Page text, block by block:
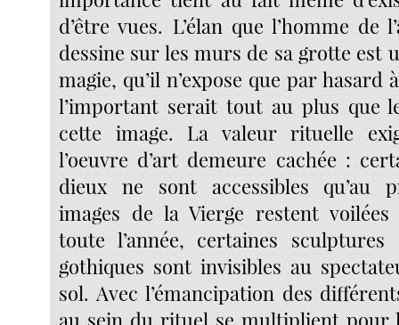
d’être vues. L’élan que l’homme de
dessine sur les murs de sa grotte est
magie, qu’il n’expose que par hasard
l’important serait tout au plus que
cette image. La valeur rituelle
l’oeuvre d’art demeure cachée :
dieux ne sont accessibles qu’au
images de la Vierge restent
toute l’année, certaines sculptures
gothiques sont invisibles au
sol. Avec l’émancipation des